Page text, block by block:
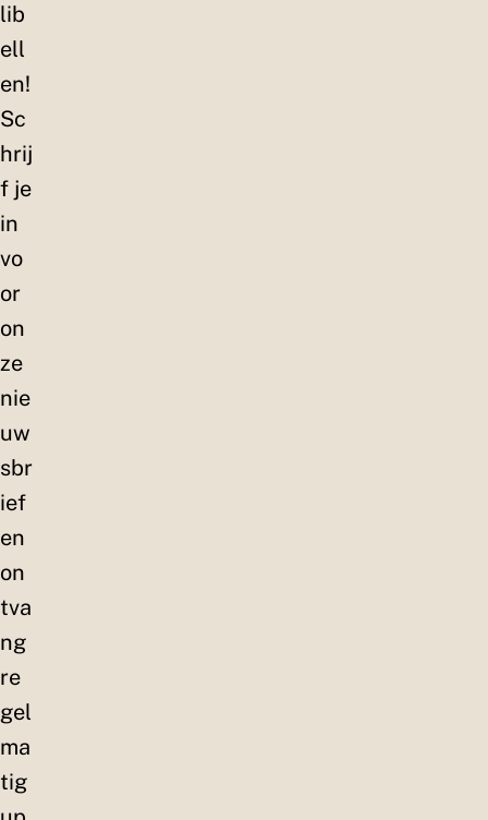
lib
ell
en!
Sc
hrij
f je
in
vo
or
on
ze
nie
uw
sbr
ief
en
on
tva
ng
re
gel
ma
tig